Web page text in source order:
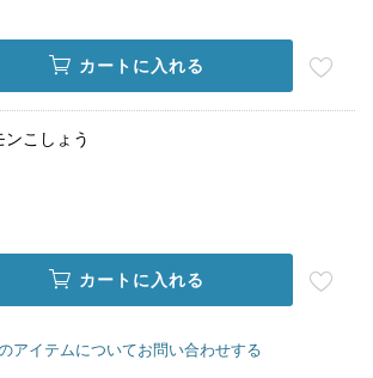
カートに入れる
ンこしょう
カートに入れる
アイテムについてお問い合わせする